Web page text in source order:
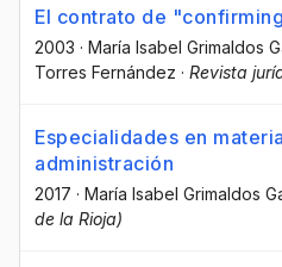
El contrato de
2003 · María Isabel Grimaldos
Torres Fernández · Revista
Especialidades en
administración
2017 · María Isabel Grimaldos
de la Rioja)